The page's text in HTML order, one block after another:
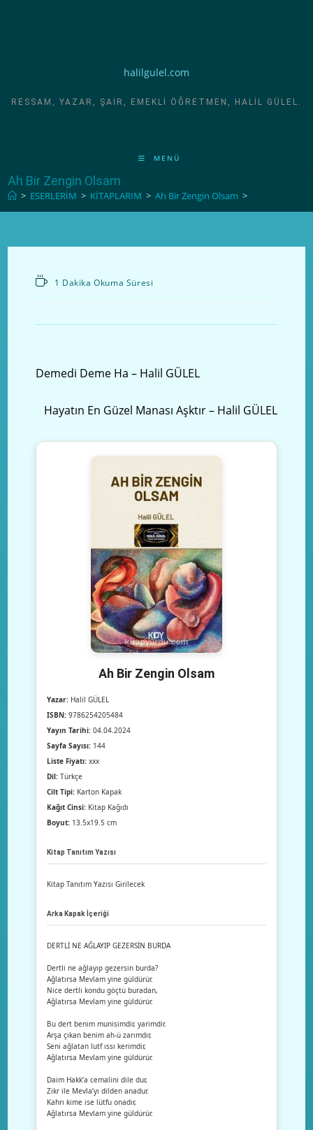
halilgulel.com
RESSAM, YAZAR, ŞAIR, EMEKLI ÖĞRETMEN, HALIL GÜLEL.
MENÜ
Ah Bir Zengin Olsam
> ESERLERİM > KİTAPLARIM > Ah Bir Zengin Olsam >
1 Dakika Okuma Süresi
Demedi Deme Ha – Halil GÜLEL
Hayatın En Güzel Manası Aşktır – Halil GÜLEL
Ah Bir Zengin Olsam
Yazar: Halil GÜLEL
ISBN: 9786254205484
Yayın Tarihi: 04.04.2024
Sayfa Sayısı: 144
Liste Fiyatı: xxx
Dil: Türkçe
Cilt Tipi: Karton Kapak
Kağıt Cinsi: Kitap Kağıdı
Boyut: 13.5x19.5 cm
Kitap Tanıtım Yazısı
Kitap Tanıtım Yazısı Girilecek
Arka Kapak İçeriği
DERTLİ NE AĞLAYIP GEZERSİN BURDA
Dertli ne ağlayıp gezersin burda?
Ağlatırsa Mevlam yine güldürür.
Nice dertli kondu göçtü buradan,
Ağlatırsa Mevlam yine güldürür.
Bu dert benim munisimdir, yarimdir.
Arşa çıkan benim ah-ü zarımdır,
Seni ağlatan lutf ıssı kerimdir,
Ağlatırsa Mevlam yine güldürür.
Daim Hakk’a cemalini dile dur,
Zikr ile Mevla’yı dilden anadur.
Kahrı kime ise lütfu onadır,
Ağlatırsa Mevlam yine güldürür.